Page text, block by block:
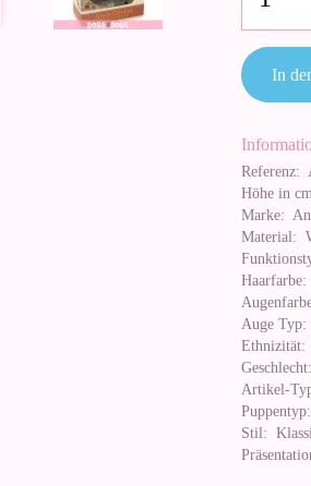
In
Referenz:
Höhe in
Marke:
Material:
Haarfarbe:
Auge Typ:
Ethnizität:
Geschlecht:
Artikel-
Puppentyp:
Stil: